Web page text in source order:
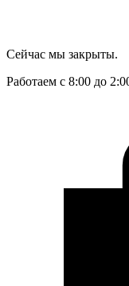
Сейчас мы закрыты.
Работаем с 8:00 до